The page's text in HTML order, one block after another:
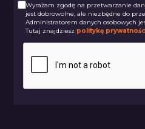
Wyrażam zgodę na przetwarzanie
jest dobrowolne, ale niezbędne do
Administratorem danych osobowych
Tutaj znajdziesz politykę